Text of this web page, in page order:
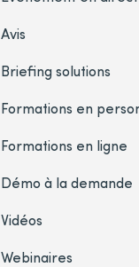
Avis
Briefing solutions
Formations en
Formations en ligne
Démo à la demande
Vidéos
Webinaires